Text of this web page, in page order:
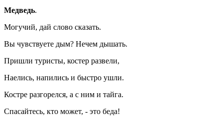
Медведь.
Могучий, дай слово сказать.
Вы чувствуете дым? Нечем дышать.
Пришли туристы, костер развели,
Наелись, напились и быстро ушли.
Костре разгорелся, а с ним и тайга.
Спасайтесь, кто может, - это беда!